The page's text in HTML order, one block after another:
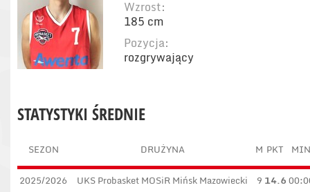
Wzrost:
185 cm
Pozycja:
rozgrywający
STATYSTYKI ŚREDNIE
SEZON DRUŻYNA M PKT MIN
2025/2026 UKS Probasket MOSiR Mińsk Mazowiecki 9 14.6